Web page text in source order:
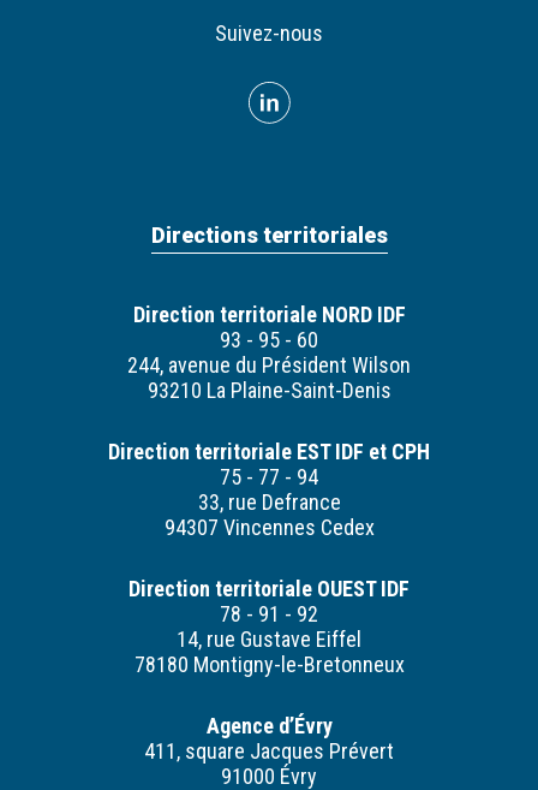
Suivez-nous
Directions territoriales
Direction territoriale NORD IDF
93 - 95 - 60
244, avenue du Président Wilson
93210 La Plaine-Saint-Denis
Direction territoriale EST IDF et CPH
75 - 77 - 94
33, rue Defrance
94307 Vincennes Cedex
Direction territoriale OUEST IDF
78 - 91 - 92
14, rue Gustave Eiffel
78180 Montigny-le-Bretonneux
Agence d’Évry
411, square Jacques Prévert
91000 Évry